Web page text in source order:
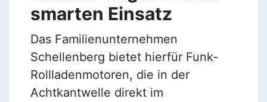
smarten Einsatz
Das Familienunternehmen
Schellenberg bietet hierfür Funk-
Rollladenmotoren, die in der
Achtkantwelle direkt im